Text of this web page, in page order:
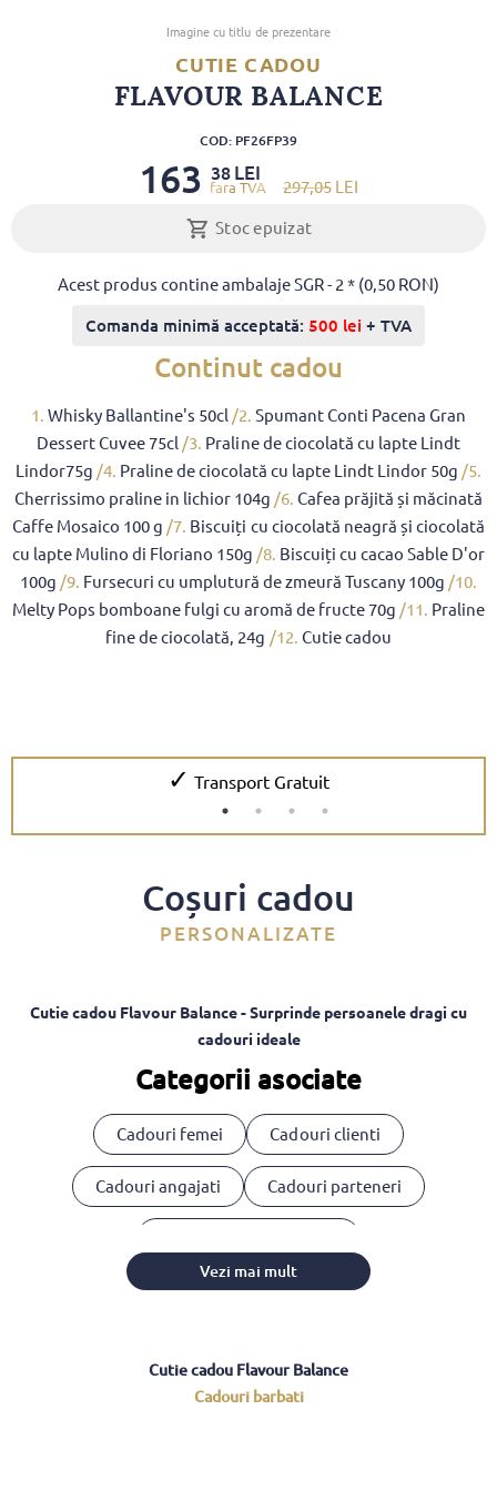
Imagine cu titlu de prezentare
CUTIE CADOU
FLAVOUR BALANCE
COD: PF26FP39
297,05 LEI
163 38 LEI
Stoc epuizat
Acest produs contine ambalaje SGR - 2 * (0,50 RON)
Comanda minimă acceptată: 500 lei + TVA
Continut cadou
1. Whisky Ballantine's 50cl /2.Spumant Conti Pacena Gran
Dessert Cuvee 75cl /3. Praline de ciocolată cu lapte Lindt
Lindor75g /4. Praline de ciocolată cu lapte Lindt Lindor 50g /5.
Cherrissimo praline in lichior 104g /6. Cafea prăjită și măcinată
Caffe Mosaico 100 g /7. Biscuiți cu ciocolată neagră și ciocolată
cu lapte Mulino di Floriano 150g /8. Biscuiți cu cacao Sable D'or
100g /9. Fursecuri cu umplutură de zmeură Tuscany 100g /10.
Melty Pops bomboane fulgi cu aromă de fructe 70g /11. Praline
fine de ciocolată, 24g /12. Cutie cadou
✓ Transport Gratuit
Coșuri cadou
PERSONALIZATE
Cutie cadou Flavour Balance - Surprinde persoanele dragi cu
cadouri ideale
Categorii asociate
Cadouri femei Cadouri clienti
Cadouri angajati Cadouri parteneri
Vezi mai mult
Cutie cadou Flavour Balance
Cadouri barbati